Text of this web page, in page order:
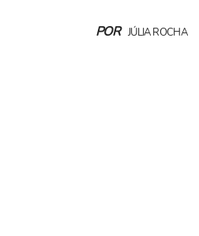
POR JÚLIA ROCHA